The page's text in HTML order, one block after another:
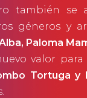
también se
géneros y
Paloma
valor
Tortuga y